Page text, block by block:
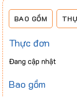
BAO GỒM
Thực đơn
Đang cập nhật
Bao gồm